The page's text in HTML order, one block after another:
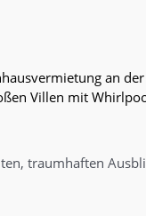
an
Villen mit
traumhaften